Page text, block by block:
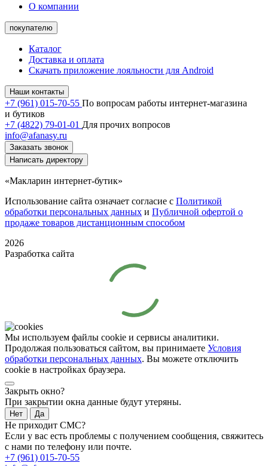
О компании
покупателю
Каталог
Доставка и оплата
Скачать приложение лояльности для Android
Наши контакты
+7 (961) 015-70-55 По вопросам работы интернет-магазина
и бутиков
+7 (4822) 79-01-01 Для прочих вопросов
info@afanasy.ru
Заказать звонок
Написать директору
«Макларин интернет-бутик»
Использование сайта означает согласие с Политикой
обработки персональных данных и Публичной офертой о
продаже товаров дистанционным способом
2026
Разработка сайта
Мы используем файлы cookie и сервисы аналитики.
Продолжая пользоваться сайтом, вы принимаете Условия
обработки персональных данных. Вы можете отключить
cookie в настройках браузера.
Закрыть окно?
При закрытии окна данные будут утеряны.
Нет Да
Не приходит СМС?
Если у вас есть проблемы с получением сообщения, свяжитесь
с нами по телефону или почте.
+7 (961) 015-70-55